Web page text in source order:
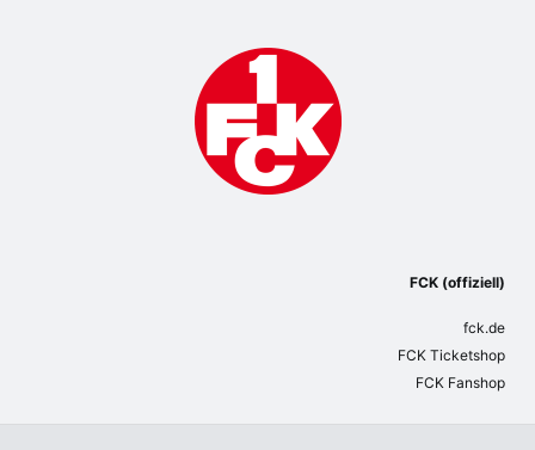
FCK (offiziell)
fck.de
FCK Ticketshop
FCK Fanshop